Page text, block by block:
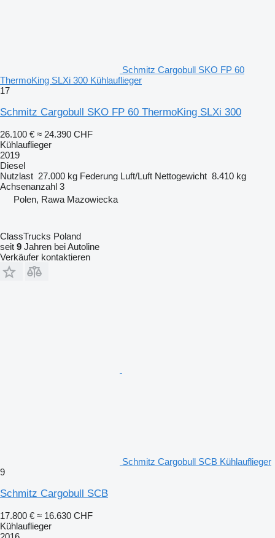
Schmitz Cargobull SKO FP 60
ThermoKing SLXi 300 Kühlauflieger
17
Schmitz Cargobull SKO FP 60 ThermoKing SLXi 300
26.100 € ≈ 24.390 CHF
Kühlauflieger
2019
Diesel
Nutzlast 27.000 kg Federung Luft/Luft Nettogewicht 8.410 kg
Achsenanzahl 3
Polen, Rawa Mazowiecka
ClassTrucks Poland
seit 9 Jahren bei Autoline
Verkäufer kontaktieren
Schmitz Cargobull SCB Kühlauflieger
9
Schmitz Cargobull SCB
17.800 € ≈ 16.630 CHF
Kühlauflieger